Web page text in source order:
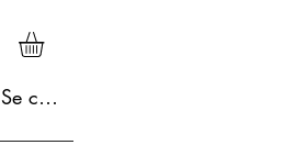
Se connecter